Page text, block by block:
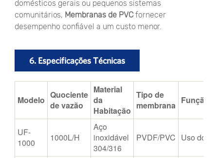
domésticos gerais ou pequenos sistemas
comunitários, Membranas de PVC fornecer
desempenho confiável a um custo menor.
6. Especificações Técnicas
Modelo Quociente
de vazão
Material
da
Habitação
Tipo de
membrana Função
UF-
1000
1000L/H
Aço
inoxidável
304/316
PVDF/PVC Uso